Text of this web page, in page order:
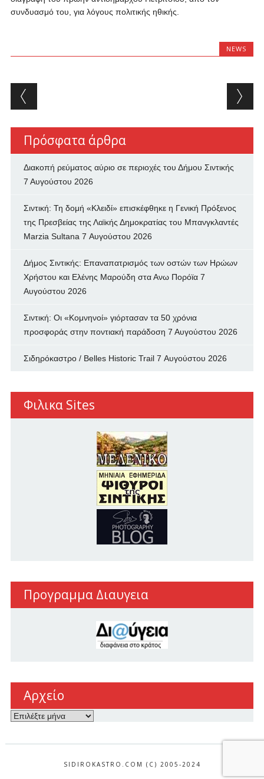
συνδυασμό του, για λόγους πολιτικής ηθικής.
NEWS
Post navigation
Πρόσφατα άρθρα
Διακοπή ρεύματος αύριο σε περιοχές του Δήμου Σιντικής
7 Αυγούστου 2026
Σιντική: Τη δομή «Κλειδί» επισκέφθηκε η Γενική Πρόξενος
της Πρεσβείας της Λαϊκής Δημοκρατίας του Μπανγκλαντές
Marzia Sultana 7 Αυγούστου 2026
Δήμος Σιντικής: Επαναπατρισμός των oστών των Ηρώων
Χρήστου και Ελένης Μαρούδη στα Ανω Πορόϊα 7
Αυγούστου 2026
Σιντική: Οι «Κομνηνοί» γιόρτασαν τα 50 χρόνια
προσφοράς στην ποντιακή παράδοση 7 Αυγούστου 2026
Σιδηρόκαστρο / Belles Historic Trail 7 Αυγούστου 2026
Φιλικα Sites
Προγραμμα Διαυγεια
Αρχείο
Αρχείο
SIDIROKASTRO.COM (C) 2005-2024